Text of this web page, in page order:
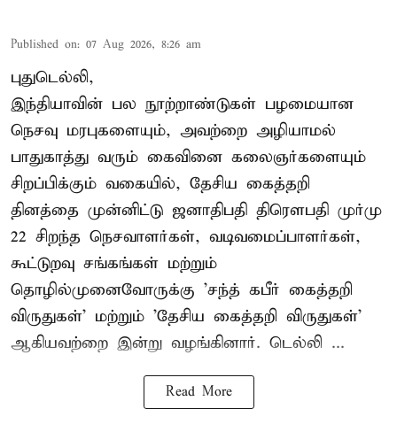
Published on: 07 Aug 2026, 8:26 am
புதுடெல்லி,
இந்தியாவின் பல நூற்றாண்டுகள் பழமையான
நெசவு மரபுகளையும், அவற்றை அழியாமல்
பாதுகாத்து வரும் கைவினை கலைஞர்களையும்
சிறப்பிக்கும் வகையில், தேசிய கைத்தறி
தினத்தை முன்னிட்டு ஜனாதிபதி திரௌபதி முர்மு
22 சிறந்த நெசவாளர்கள், வடிவமைப்பாளர்கள்,
கூட்டுறவு சங்கங்கள் மற்றும்
தொழில்முனைவோருக்கு 'சந்த் கபீர் கைத்தறி
விருதுகள்' மற்றும் 'தேசிய கைத்தறி விருதுகள்'
ஆகியவற்றை இன்று வழங்கினார். டெல்லி ...
Read More